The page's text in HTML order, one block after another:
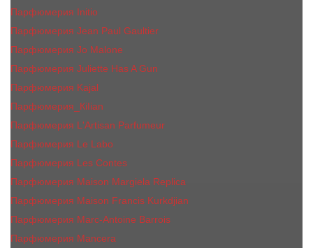
Парфюмерия Initio
Парфюмерия Jean Paul Gaultier
Парфюмерия Jо Malоnе
Парфюмерия Juliette Has A Gun
Парфюмерия Kajal
Парфюмерия_КiIiаn
Парфюмерия L'Artisan Parfumeur
Парфюмерия Le Labo
Парфюмерия Les Contes
Парфюмерия Maison Margiela Replica
Парфюмерия Maison Francis Kurkdjian
Парфюмерия Marc-Antoine Barrois
Парфюмерия Mancera